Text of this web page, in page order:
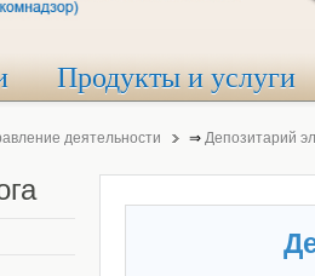
Продукты и услуги
деятельности ⇒ Депозитарий